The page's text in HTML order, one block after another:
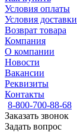
Условия оплаты
Условия доставки
Возврат товара
Компания
О компании
Новости
Вакансии
Реквизиты
Контакты
8-800-700-88-68
Заказать звонок
Задать вопрос